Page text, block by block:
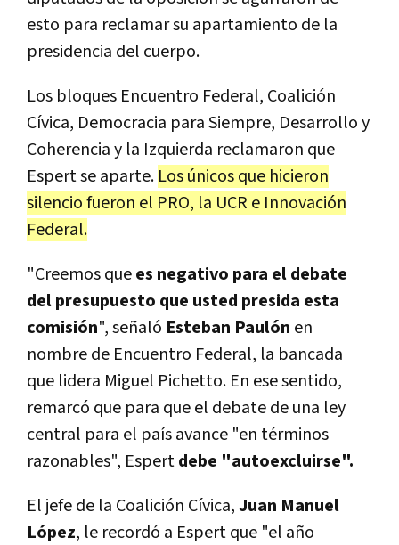
esto para reclamar su apartamiento de la
presidencia del cuerpo.
Los bloques Encuentro Federal, Coalición
Cívica, Democracia para Siempre, Desarrollo y
Coherencia y la Izquierda reclamaron que
Espert se aparte. Los únicos que hicieron
silencio fueron el PRO, la UCR e Innovación
Federal.
"Creemos quees negativo para el debate
del presupuesto que usted presida esta
comisión", señaló Esteban Paulón en
nombre de Encuentro Federal, la bancada
que lidera Miguel Pichetto. En ese sentido,
remarcó que para que el debate de una ley
central para el país avance "en términos
razonables", Espertdebe "autoexcluirse".
El jefe de la Coalición Cívica,Juan Manuel
López, le recordó a Espert que "el año